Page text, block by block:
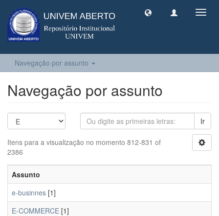
Navegação por assunto
Navegação por assunto
Ir
Itens para a visualização no momento 812-831 of
2386
Assunto
e-businnes [1]
E-COMMERCE [1]